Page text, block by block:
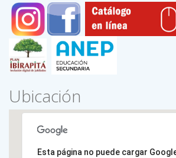
Ubicación
Esta página no puede cargar